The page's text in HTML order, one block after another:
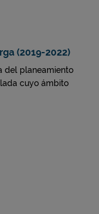
(2019-2022)
del planeamiento
cuyo ámbito